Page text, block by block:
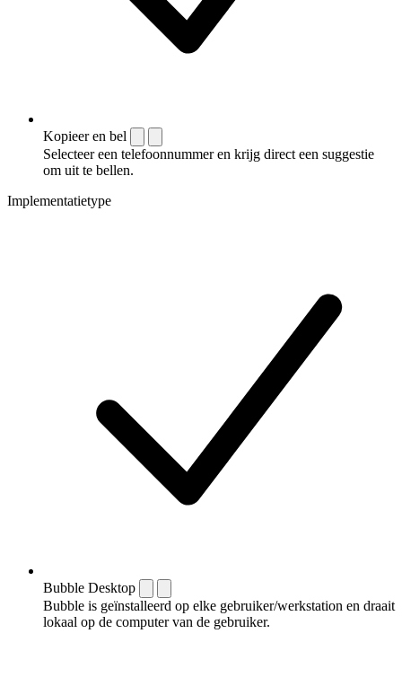
Kopieer en bel
Selecteer een telefoonnummer en krijg direct een suggestie
om uit te bellen.
Implementatietype
Bubble Desktop
Bubble is geïnstalleerd op elke gebruiker/werkstation en draait
lokaal op de computer van de gebruiker.